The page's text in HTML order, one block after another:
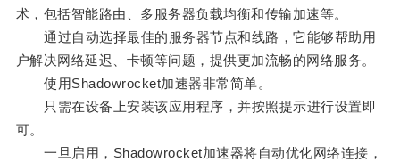
术，包括智能路由、多服务器负载均衡和传输加速等。
通过自动选择最佳的服务器节点和线路，它能够帮助用
户解决网络延迟、卡顿等问题，提供更加流畅的网络服务。
使用Shadowrocket加速器非常简单。
只需在设备上安装该应用程序，并按照提示进行设置即
可。
一旦启用，Shadowrocket加速器将自动优化网络连接，